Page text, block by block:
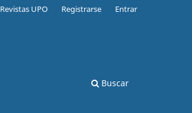
Buscar
Revistas UPO Registrarse Entrar